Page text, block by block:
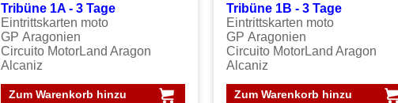
Tribüne 1A - 3 Tage
Eintrittskarten moto
GP Aragonien
Circuito MotorLand Aragon
Alcaniz
Zum Warenkorb hinzu
Tribüne 1B - 3 Tage
Eintrittskarten moto
GP Aragonien
Circuito MotorLand Aragon
Alcaniz
Zum Warenkorb hinzu